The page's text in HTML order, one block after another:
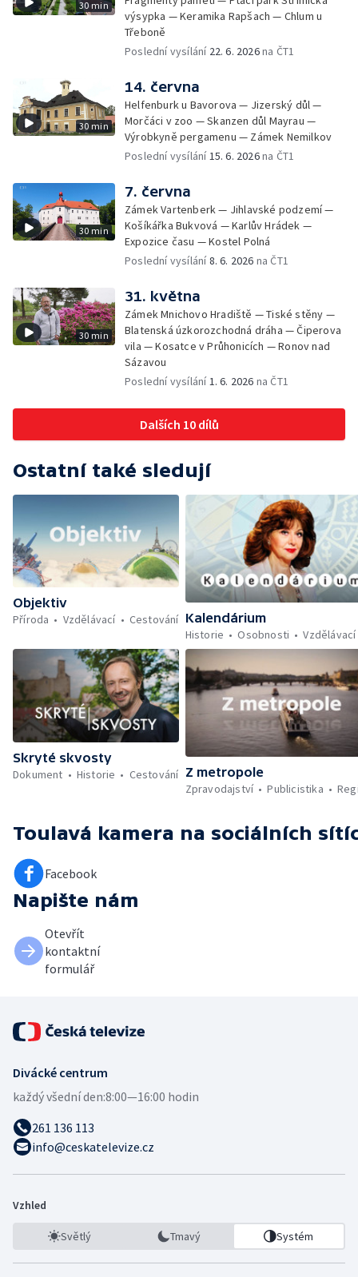
30 min
výsypka — Keramika Rapšach — Chlum u
Třeboně
Poslední vysílání 22. 6. 2026na ČT1
30 min
14. června
Helfenburk u Bavorova — Jizerský důl —
Morčáci v zoo — Skanzen důl Mayrau —
Výrobkyně pergamenu — Zámek Nemilkov
Poslední vysílání 15. 6. 2026na ČT1
30 min
7. června
Zámek Vartenberk — Jihlavské podzemí —
Košíkářka Bukvová — Karlův Hrádek —
Expozice času — Kostel Polná
Poslední vysílání8. 6. 2026 na ČT1
30 min
31. května
Zámek Mnichovo Hradiště — Tiské stěny —
Blatenská úzkorozchodná dráha — Čiperova
vila — Kosatce v Průhonicích — Ronov nad
Sázavou
Poslední vysílání 1. 6. 2026 na ČT1
Dalších 10 dílů
Ostatní také sledují
Objektiv
Příroda
Vzdělávací Cestování Kalendárium
Historie
Osobnosti Vzdělávací
Skryté skvosty
Dokument
Historie Cestování Z metropole
Zpravodajství
Publicistika
Toulavá kamera na sociálních
Facebook
Napište nám
Otevřít
kontaktní
formulář
Divácké centrum
každý všední den:8:00—16:00 hodin
261 136 113
info@ceskatelevize.cz
Vzhled
Světlý Tmavý Systém